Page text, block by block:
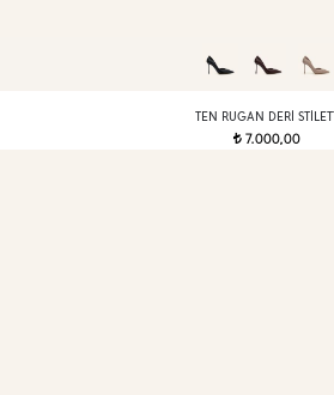
TEN RUGAN DERI
t 7.000,00